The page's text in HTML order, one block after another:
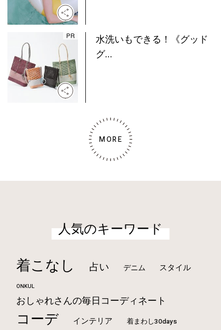
水洗いもできる！《グッド
グ...
MORE
人気のキーワード
着こなし 占い デニム スタイル
ONKUL
おしゃれさんの毎日コーディネート
コーデ インテリア 着まわし30days